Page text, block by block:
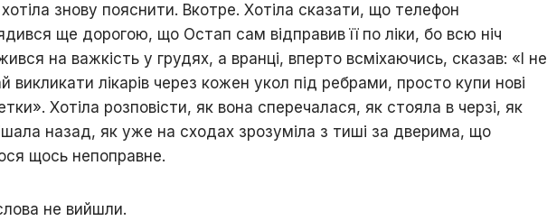
знову пояснити. Вкотре. Хотіла сказати, що телефон
ще дорогою, що Остап сам відправив її по ліки, бо всю ніч
на важкість у грудях, а вранці, вперто всміхаючись, сказав: «І не
викликати лікарів через кожен укол під ребрами, просто купи нові
Хотіла розповісти, як вона сперечалася, як стояла в черзі, як
назад, як уже на сходах зрозуміла з тиші за дверима, що
щось непоправне.
не вийшли.